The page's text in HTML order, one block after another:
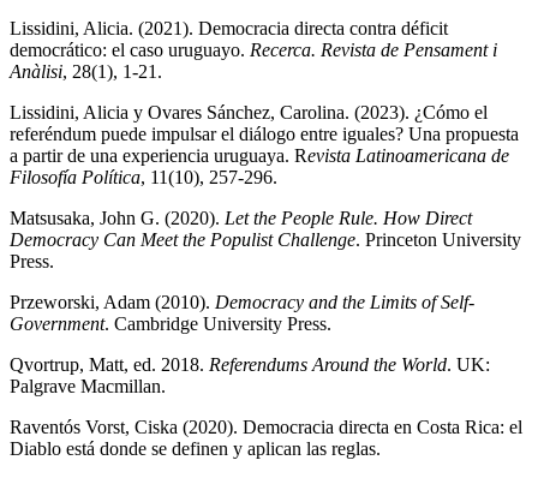
Lissidini, Alicia. (2021). Democracia directa contra déficit
democrático: el caso uruguayo. Recerca. Revista de Pensament i
Anàlisi, 28(1), 1-21.
Lissidini, Alicia y Ovares Sánchez, Carolina. (2023). ¿Cómo el
referéndum puede impulsar el diálogo entre iguales? Una propuesta
a partir de una experiencia uruguaya. Revista Latinoamericana de
Filosofía Política, 11(10), 257-296.
Matsusaka, John G. (2020). Let the People Rule. How Direct
Democracy Can Meet the Populist Challenge. Princeton University
Press.
Przeworski, Adam (2010). Democracy and the Limits of Self-
Government. Cambridge University Press.
Qvortrup, Matt, ed. 2018. Referendums Around the World. UK:
Palgrave Macmillan.
Raventós Vorst, Ciska (2020). Democracia directa en Costa Rica: el
Diablo está donde se definen y aplican las reglas.